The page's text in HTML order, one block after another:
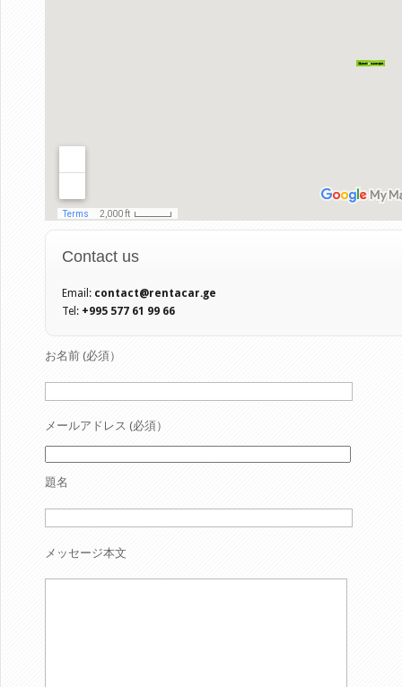
Contact us
Email: contact@rentacar.ge
Tel: +995 577 61 99 66
お名前 (必須）
メールアドレス (必須）
題名
メッセージ本文